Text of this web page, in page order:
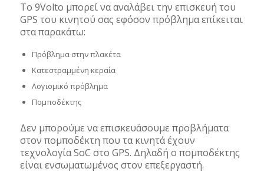
Το 9Volto μπορεί να αναλάβει την επισκευή του
GPS του κινητού σας εφόσον πρόβλημα επίκειται
στα παρακάτω:
Πρόβλημα στην πλακέτα
Κατεστραμμένη κεραία
Λογισμικό πρόβλημα
Πομποδέκτης
Δεν μπορούμε να επισκευάσουμε προβλήματα
στον πομποδέκτη που τα κινητά έχουν
τεχνολογία SoC στο GPS. Δηλαδή ο πομποδέκτης
είναι ενσωματωμένος στον επεξεργαστή.